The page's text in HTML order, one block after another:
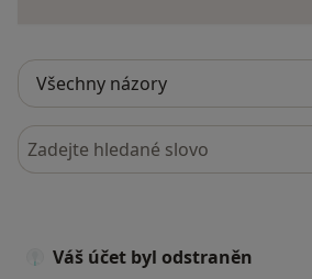
Hledejte v názorech
Váš účet byl odstraněn